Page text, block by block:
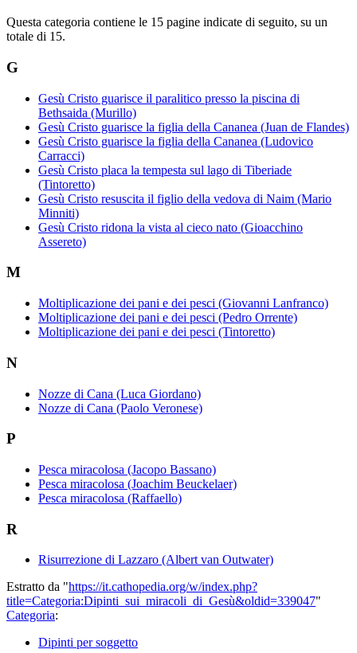
Questa categoria contiene le 15 pagine indicate di seguito, su un
totale di 15.
G
Gesù Cristo guarisce il paralitico presso la piscina di
Bethsaida (Murillo)
Gesù Cristo guarisce la figlia della Cananea (Juan de Flandes)
Gesù Cristo guarisce la figlia della Cananea (Ludovico
Carracci)
Gesù Cristo placa la tempesta sul lago di Tiberiade
(Tintoretto)
Gesù Cristo resuscita il figlio della vedova di Naim (Mario
Minniti)
Gesù Cristo ridona la vista al cieco nato (Gioacchino
Assereto)
M
Moltiplicazione dei pani e dei pesci (Giovanni Lanfranco)
Moltiplicazione dei pani e dei pesci (Pedro Orrente)
Moltiplicazione dei pani e dei pesci (Tintoretto)
N
Nozze di Cana (Luca Giordano)
Nozze di Cana (Paolo Veronese)
P
Pesca miracolosa (Jacopo Bassano)
Pesca miracolosa (Joachim Beuckelaer)
Pesca miracolosa (Raffaello)
R
Risurrezione di Lazzaro (Albert van Outwater)
Estratto da "https://it.cathopedia.org/w/index.php?
title=Categoria:Dipinti_sui_miracoli_di_Gesù&oldid=339047"
Categoria:
Dipinti per soggetto